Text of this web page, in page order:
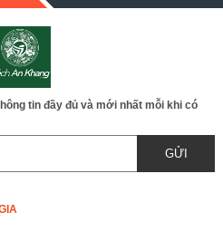
tin đầy đủ và mới nhất mỗi khi có
GỬI